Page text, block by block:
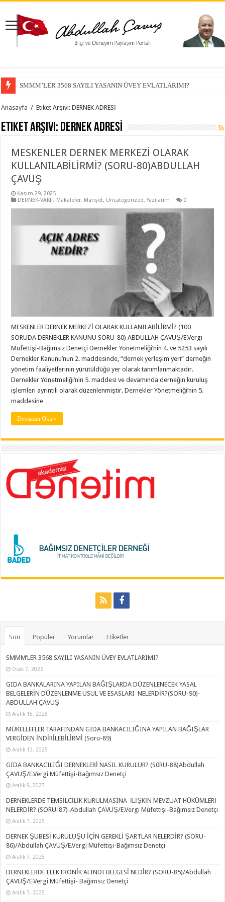
SMMM’LER 3568 SAYILI YASANIN ÜVEY EVLATLARIMI?
Anasayfa / Etiket Arşivi: DERNEK ADRESİ
Etiket Arşivi: DERNEK ADRESİ
MESKENLER DERNEK MERKEZİ OLARAK
KULLANILABİLİRMİ? (SORU-80)ABDULLAH
ÇAVUŞ
Kasım 29, 2025
DERNEK-VAKIF, Makaleler, Manşet, Uncategorized,Yazılarım 0
MESKENLER DERNEK MERKEZİ OLARAK KULLANILABİLİRMİ? (100
SORUDA DERNEKLER KANUNU SORU-80) ABDULLAH ÇAVUŞ/E.Vergi
Müfettişi-Bağımsız Denetçi Dernekler Yönetmeliği’nin 4. ve 5253 sayılı
Dernekler Kanunu’nun 2. maddesinde, “dernek yerleşim yeri” derneğin
yönetim faaliyetlerinin yürütüldüğü yer olarak tanımlanmaktadır.
Dernekler Yönetmeliği’nin 5. maddesi ve devamında derneğin kuruluş
işlemleri ayrıntılı olarak düzenlenmiştir. Dernekler Yönetmeliği’nin 5.
maddesine …
Devamını Oku »
Son Popüler Yorumlar Etiketler
SMMM’LER 3568 SAYILI YASANIN ÜVEY EVLATLARIMI?
Ocak 7, 2026
GIDA BANKALARINA YAPILAN BAĞIŞLARDA DÜZENLENECEK YASAL
BELGELERİN DÜZENLENME USUL VE ESASLARI NELERDİR?(SORU-90)-
ABDULLAH ÇAVUŞ
Aralık 15, 2025
MÜKELLEFLER TARAFINDAN GIDA BANKACILIĞINA YAPILAN BAĞIŞLAR
VERGİDEN İNDİRİLEBİLİRMİ (Soru-89)
Aralık 13, 2025
GIDA BANKACILIĞI DERNEKLERİ NASIL KURULUR? (S0RU-88)Abdullah
ÇAVUŞ/E.Vergi Müfettişi-Bağımsız Denetçi
Aralık 9, 2025
DERNEKLERDE TEMSİLCİLİK KURULMASINA İLİŞKİN MEVZUAT HÜKÜMLERİ
NELERDİR? (SORU-87)-Abdullah ÇAVUŞ/E.Vergi Müfettişi-Bağımsız Denetçi
Aralık 7, 2025
DERNEK ŞUBESİ KURULUŞU İÇİN GEREKLİ ŞARTLAR NELERDİR? (SORU-
86)/Abdullah ÇAVUŞ/E.Vergi Müfettişi-Bağımsız Denetçi
Aralık 7, 2025
DERNEKLERDE ELEKTRONİK ALINDI BELGESİ NEDİR? (SORU-85)/Abdullah
ÇAVUŞ/E.Vergi Müfettişi- Bağımsız Denetçi
Aralık 7, 2025